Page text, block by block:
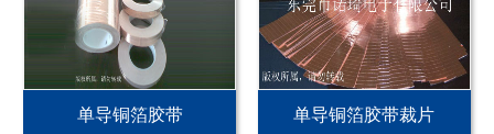
单导铜箔胶带 单导铜箔胶带裁片